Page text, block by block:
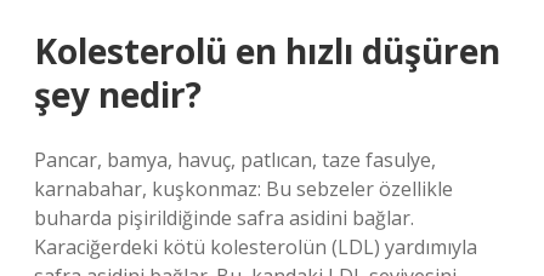
Kolesterolü en hızlı düşüren
şey nedir?
Pancar, bamya, havuç, patlıcan, taze fasulye,
karnabahar, kuşkonmaz: Bu sebzeler özellikle
buharda pişirildiğinde safra asidini bağlar.
Karaciğerdeki kötü kolesterolün (LDL) yardımıyla